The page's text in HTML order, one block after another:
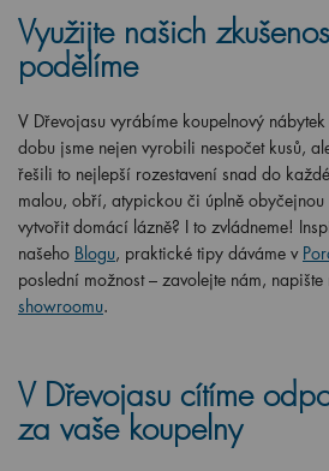
Využijte našich
podělíme
V Dřevojasu vyrábíme koupelnový
dobu jsme nejen vyrobili nespočet kusů,
řešili to nejlepší rozestavení snad do
malou, obří, atypickou či úplně obyčejnou
vytvořit domácí lázně? I to zvládneme!
našeho Blogu, praktické tipy dáváme v
poslední možnost – zavolejte nám, napište
showroomu.
V Dřevojasu cítíme
za vaše koupelny